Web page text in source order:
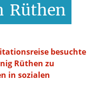
Rüthen
besuchte
Rüthen zu
in sozialen